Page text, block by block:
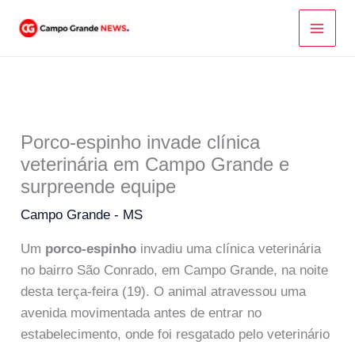
para
Porco-espinho invade clínica
veterinária em Campo Grande e
surpreende equipe
Campo Grande - MS
Um porco-espinho invadiu uma clínica veterinária
no bairro São Conrado, em Campo Grande, na noite
desta terça-feira (19). O animal atravessou uma
avenida movimentada antes de entrar no
estabelecimento, onde foi resgatado pelo veterinário